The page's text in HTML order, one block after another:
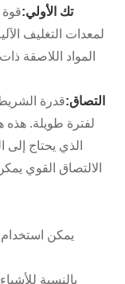
تك الأولي:
لمعدات التغليف
المواد اللاصقة
التصاق:قدرة
لفترة طويلة. هذه
الذي يحتاج
الالتصاق القوي
يمكن استخدام
بالنسبة